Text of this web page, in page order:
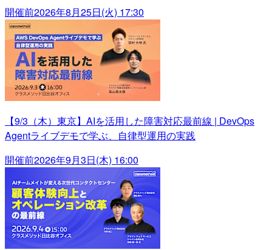
開催前2026年8月25日(火) 17:30
【9/3（木）東京】AIを活用した障害対応最前線 | DevOps
Agentライブデモで学ぶ、自律型運用の実践
開催前2026年9月3日(木) 16:00